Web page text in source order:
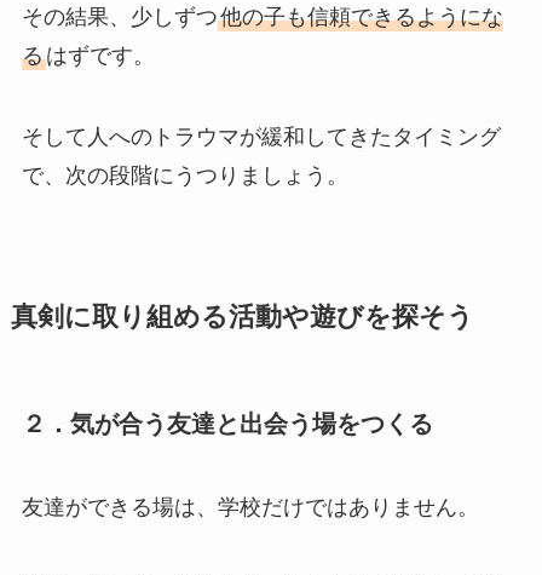
その結果、少しずつ他の子も信頼できるようにな
るはずです。
そして人へのトラウマが緩和してきたタイミング
で、次の段階にうつりましょう。
真剣に取り組める活動や遊びを探そう
２．気が合う友達と出会う場をつくる
友達ができる場は、学校だけではありません。